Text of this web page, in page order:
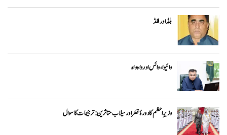
بلڈ اور فلڈ
وائیوا ،وائس اور واہ واہ
وزیرِاعظم کا دورۂ قطر اور سیلاب متاثرین: ترجیحات کا سوال